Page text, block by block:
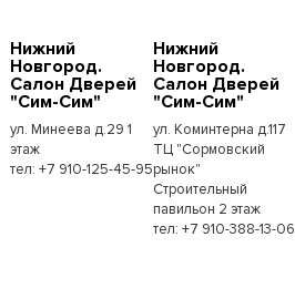
Нижний
Новгород.
Салон Дверей
"Сим-Сим"
ул. Минеева д.29 1
этаж
тел: +7 910-125-45-95
Нижний
Новгород.
Салон Дверей
"Сим-Сим"
ул. Коминтерна д.117
ТЦ "Сормовский
рынок"
Строительный
павильон 2 этаж
тел: +7 910-388-13-06